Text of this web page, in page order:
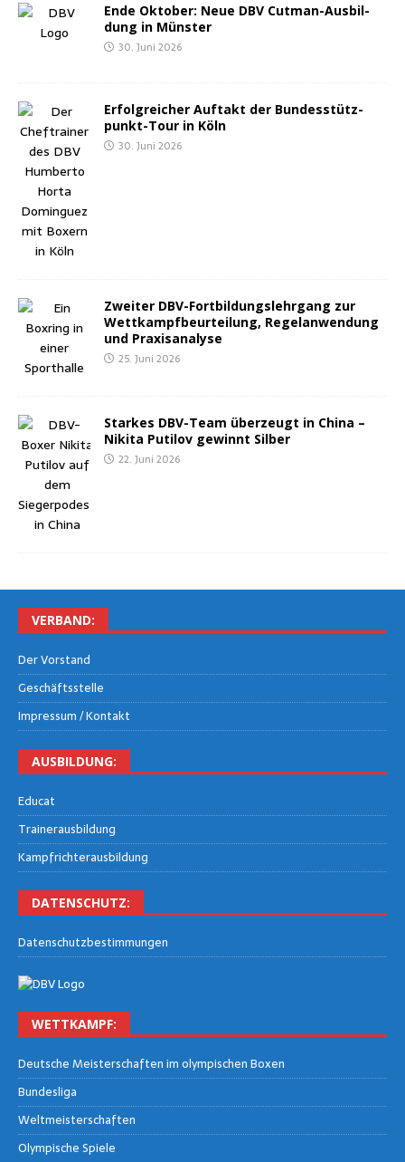
Ende Okto­ber: Neue DBV Cut­man-Aus­bil­
dung in Münster
30. Juni 2026
Erfolg­rei­cher Auf­takt der Bun­des­stütz­
punkt-Tour in Köln
30. Juni 2026
Zwei­ter DBV-Fort­bil­dungs­lehr­gang zur
Wett­kampf­be­ur­tei­lung, Regel­an­wen­dung
und Praxisanalyse
25. Juni 2026
Star­kes DBV-Team über­zeugt in Chi­na –
Niki­ta Puti­l­ov gewinnt Silber
22. Juni 2026
VER­BAND:
Der Vor­stand
Geschäfts­stel­le
Impres­sum / Kontakt
AUS­BIL­DUNG:
Edu­cat
Trai­ner­aus­bil­dung
Kampf­rich­ter­aus­bil­dung
DATEN­SCHUTZ:
Daten­schutz­be­stim­mun­gen
WETT­KAMPF:
Deut­sche Meis­ter­schaf­ten im olym­pi­schen Boxen
Bun­des­li­ga
Welt­meis­ter­schaf­ten
Olym­pi­sche Spiele